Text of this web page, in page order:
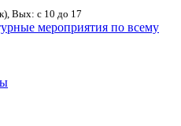
Вых: с 10 до 17
мероприятия по всему